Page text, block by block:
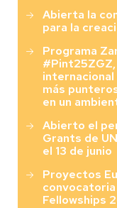
Abierta la
para la
Programa
más
en un
Abierto el
Grants de
el 13 de junio
Proyectos
Fellowships